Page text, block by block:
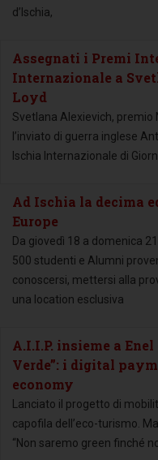
d’Ischia,
Assegnati i Premi
Internazionale a
Loyd
Svetlana Alexievich, premio
l’inviato di guerra inglese
Ischia Internazionale di
Ad Ischia la decima
Europe
Da giovedì 18 a domenica
500 studenti e Alumni
conoscersi, mettersi alla
una location esclusiva
A.I.I.P. insieme a
Verde”: i digital
economy
Lanciato il progetto di
capofila dell’eco-turismo.
“Non saremo green finché